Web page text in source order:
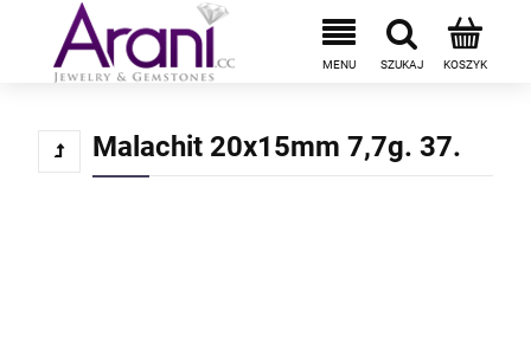
Malachit 20x15mm 7,7g. 37.